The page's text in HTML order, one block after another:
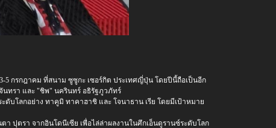
ที่ 3-5 กรกฎาคม ที่สนาม ซูซูกะ เซอร์กิต ประเทศญี่ปุ่น โดยปีนี้ถือเป็นอีก
นทรา และ "ชิพ" นครินทร์ อธิรัฐภูวภัทร์
ะดับโลกอย่าง ทาคูมิ ทาคาฮาชิ และ โจนาธาน เรีย โดยมีเป้าหมาย
า ปุตรา จากอินโดนีเซีย เพื่อไล่ล่าผลงานในศึกเอ็นดูรานซ์ระดับโลก